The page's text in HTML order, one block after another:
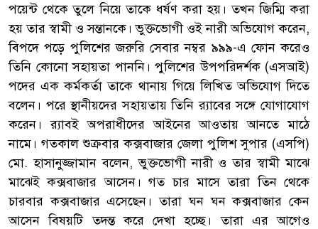
পয়েন্ট থেকে তুলে নিয়ে তাকে ধর্ষণ করা হয়। তখন জিম্মি করা
হয় তার স্বামী ও সন্তানকে। ভুক্তভোগী ওই নারী অভিযোগ করেন,
বিপদে পড়ে পুলিশের জরুরি সেবার নম্বর ৯৯৯-এ ফোন করেও
তিনি কোনো সহায়তা পাননি। পুলিশের উপপরিদর্শক (এসআই)
পদের এক কর্মকর্তা তাকে থানায় গিয়ে লিখিত অভিযোগ দিতে
বলেন। পরে স্থানীয়দের সহায়তায় তিনি র‌্যাবের সঙ্গে যোগাযোগ
করেন। র‌্যাবই অপরাধীদের আইনের আওতায় আনতে মাঠে
নামে। গতকাল শুক্রবার কক্সবাজার জেলা পুলিশ সুপার (এসপি)
মো. হাসানুজ্জামান বলেন, ভুক্তভোগী নারী ও তার স্বামী মাঝে
মাঝেই কক্সবাজার আসেন। গত চার মাসে তারা তিন থেকে
চারবার কক্সবাজার এসেছেন। তারা ঘন ঘন কক্সবাজার কেন
আসেন বিষয়টি তদন্ত করে দেখা হচ্ছে। তারা এর আগেও